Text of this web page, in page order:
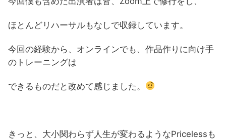
ほとんどリハーサルもなしで収録しています。
今回の経験から、オンラインでも、作品作りに向け手
のトレーニングは
できるものだと改めて感じました。
きっと、大小関わらず人生が変わるようなPricelessも